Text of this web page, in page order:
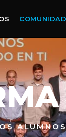
COMUNIDAD